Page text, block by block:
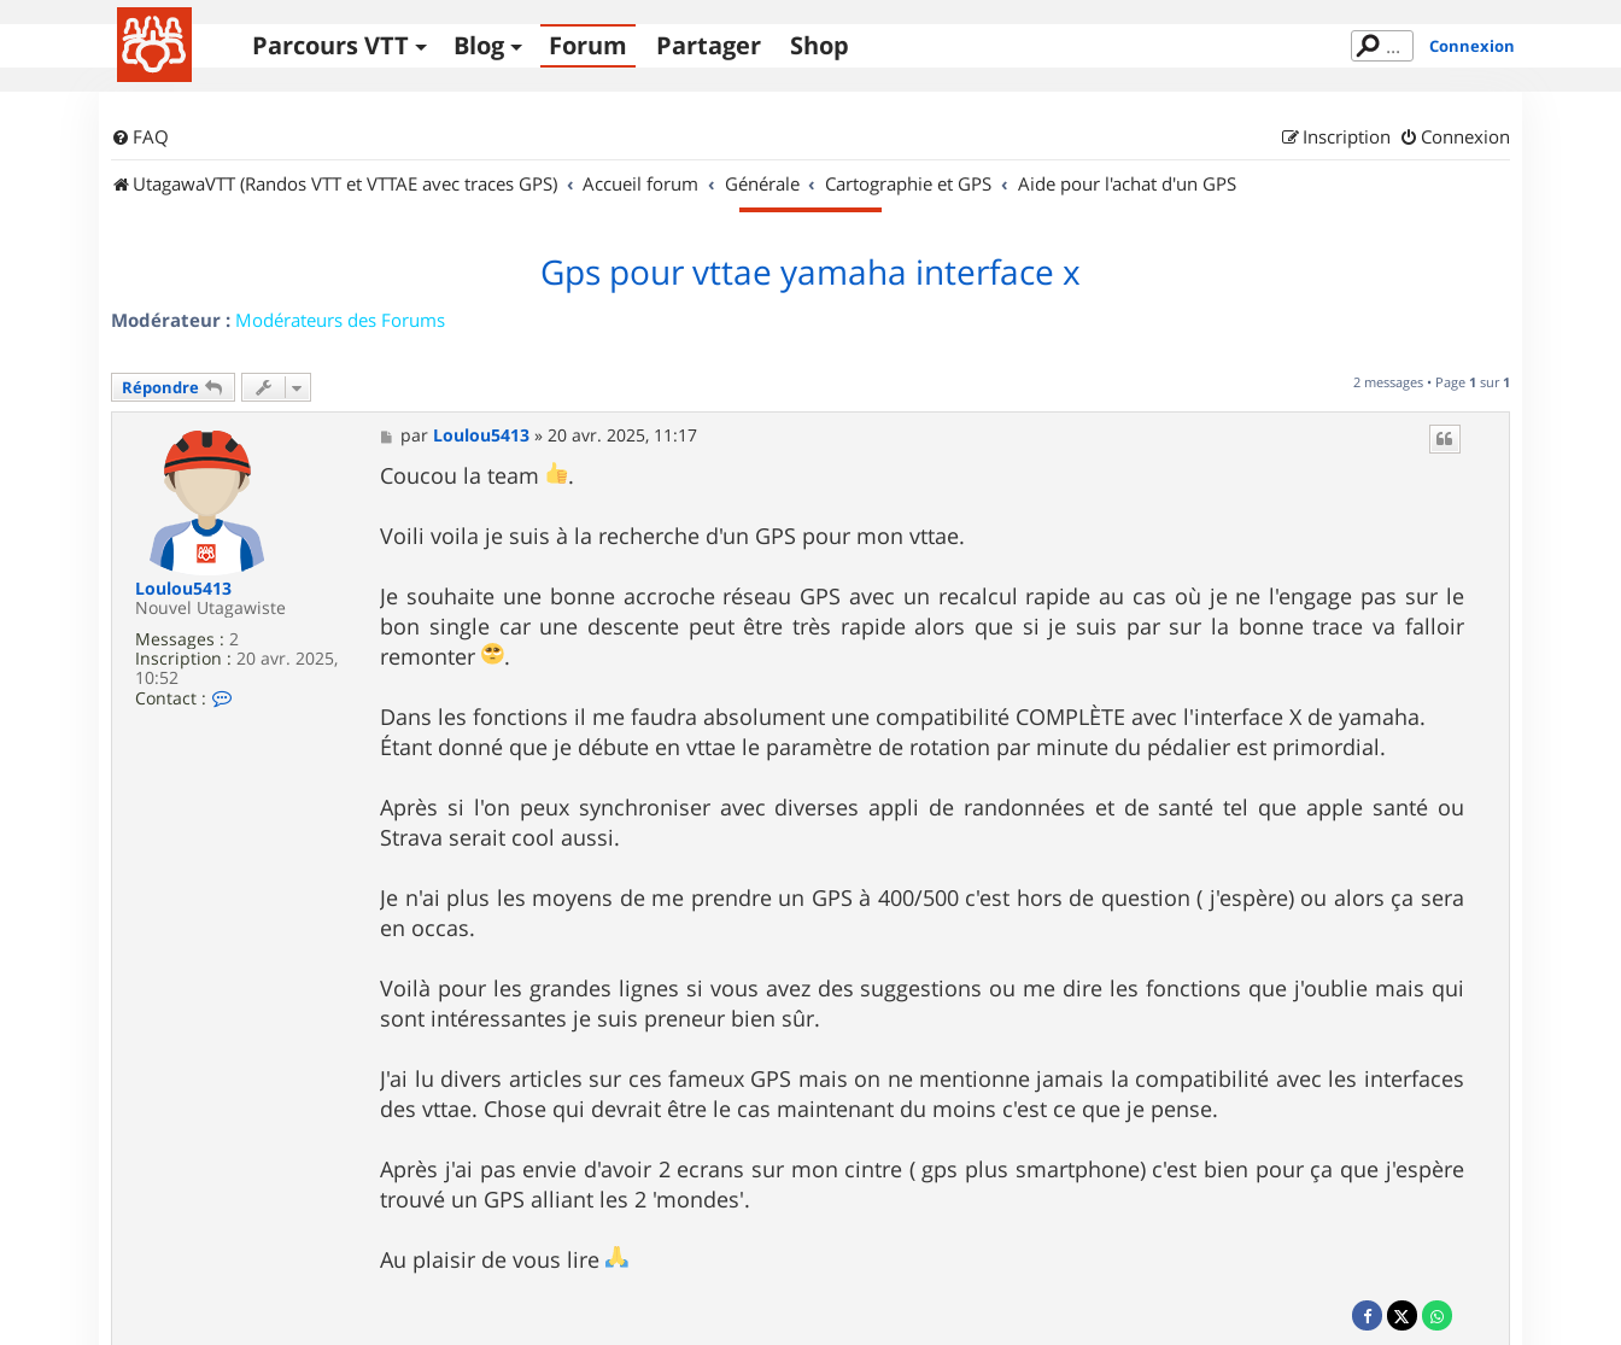
Parcours VTT Blog Forum Partager Shop Connexion
FAQ Connexion
Inscription
UtagawaVTT (Randos VTT et VTTAE avec traces GPS)
Accueil forum Générale Cartographie et GPS Aide pour l'achat d'un GPS
Gps pour vttae yamaha interface x
Modérateur : Modérateurs des Forums
Répondre 2 messages • Page 1 sur 1
Loulou5413
Nouvel Utagawiste
Messages : 2
Inscription : 20 avr. 2025,
10:52
Contact :
M
e
s
s
g
e
par Loulou5413 »20 avr. 2025, 11:17
Coucou la team .
Voili voila je suis à la recherche d'un GPS pour mon vttae.
Je souhaite une bonne accroche réseau GPS avec un recalcul rapide au cas où je ne l'engage pas sur le
bon single car une descente peut être très rapide alors que si je suis par sur la bonne trace va falloir
remonter
.
Dans les fonctions il me faudra absolument une compatibilité COMPLÈTE avec l'interface X de yamaha.
Étant donné que je débute en vttae le paramètre de rotation par minute du pédalier est primordial.
Après si l'on peux synchroniser avec diverses appli de randonnées et de santé tel que apple santé ou
Strava serait cool aussi.
Je n'ai plus les moyens de me prendre un GPS à 400/500 c'est hors de question ( j'espère) ou alors ça sera
en occas.
Voilà pour les grandes lignes si vous avez des suggestions ou me dire les fonctions que j'oublie mais qui
sont intéressantes je suis preneur bien sûr.
J'ai lu divers articles sur ces fameux GPS mais on ne mentionne jamais la compatibilité avec les interfaces
des vttae. Chose qui devrait être le cas maintenant du moins c'est ce que je pense.
Après j'ai pas envie d'avoir 2 ecrans sur mon cintre ( gps plus smartphone) c'est bien pour ça que j'espère
trouvé un GPS alliant les 2 'mondes'.
Au plaisir de vous lire